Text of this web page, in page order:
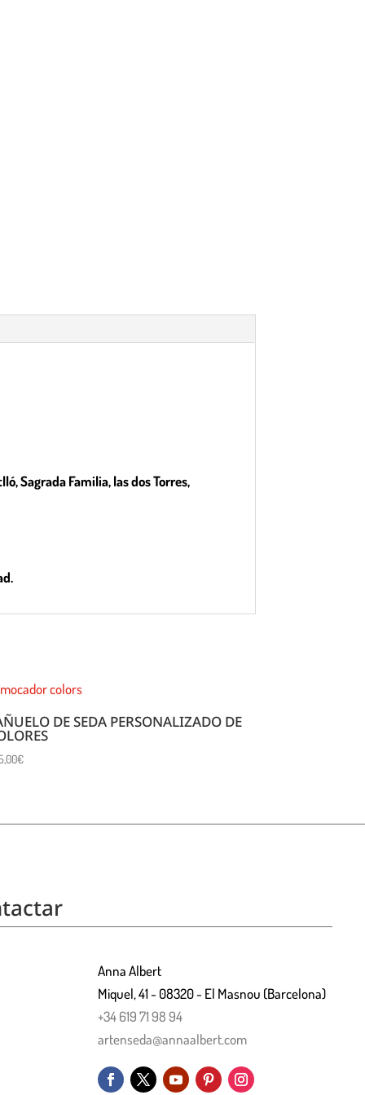
Sagrada Familia, las dos Torres,
DE SEDA PERSONALIZADO DE
€
Anna Albert
Miquel, 41 - 08320 - El Masnou (Barcelona)
+34 619 71 98 94
artenseda@annaalbert.com